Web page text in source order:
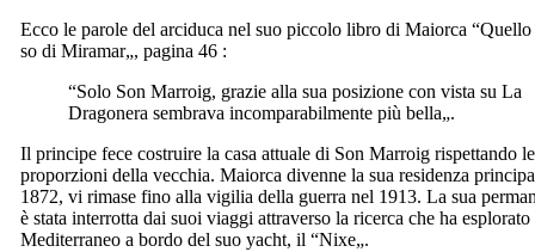
Ecco le parole del arciduca nel suo piccolo libro di Maiorca “Quello
so di Miramar„, pagina 46 :
“Solo Son Marroig, grazie alla sua posizione con vista su La
Dragonera sembrava incomparabilmente più bella„.
Il principe fece costruire la casa attuale di Son Marroig rispettando le
proporzioni della vecchia. Maiorca divenne la sua residenza
1872, vi rimase fino alla vigilia della guerra nel 1913. La sua
è stata interrotta dai suoi viaggi attraverso la ricerca che ha
Mediterraneo a bordo del suo yacht, il “Nixe„.